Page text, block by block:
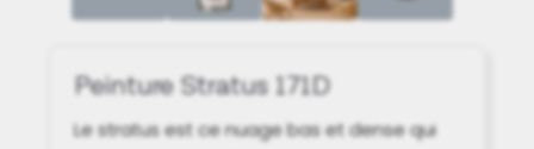
Peinture Stratus 171D
Le stratus est ce nuage bas et dense qui